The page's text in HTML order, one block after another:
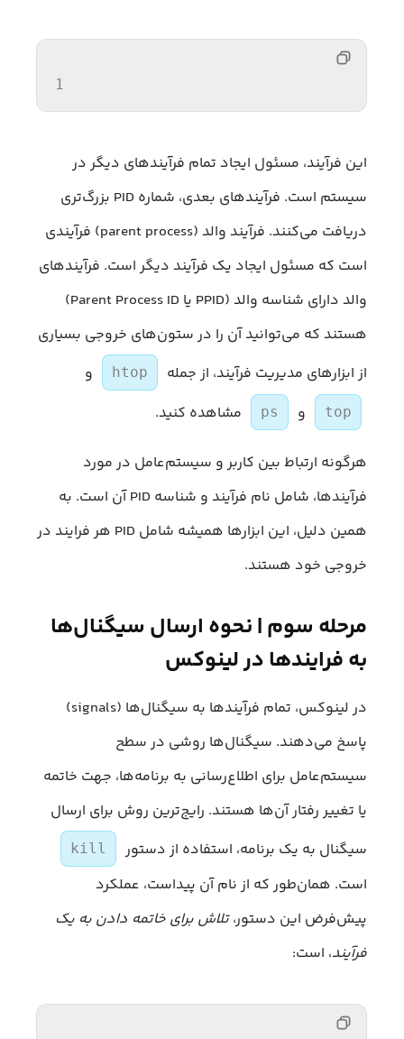
1
این فرآیند، مسئول ایجاد تمام فرآیندهای دیگر در
سیستم است. فرآیندهای بعدی، شماره PID بزرگ‌تری
دریافت می‌کنند. فرآیند والد (parent process) فرآیندی
است که مسئول ایجاد یک فرآیند دیگر است. فرآیندهای
والد دارای شناسه والد (PPID یا Parent Process ID)
هستند که می‌توانید آن را در ستون‌های خروجی بسیاری
از ابزارهای مدیریت فرآیند، از جمله
htop و
top و ps مشاهده کنید.
هرگونه ارتباط بین کاربر و سیستم‌عامل در مورد
فرآیندها، شامل نام فرآیند و شناسه PID آن است. به
همین دلیل، این ابزارها همیشه شامل PID هر فرایند در
خروجی خود هستند.
مرحله سوم | نحوه ارسال سیگنال‌ها
به فرایندها در لینوکس
در لینوکس، تمام فرآیندها به سیگنال‌ها (signals)
پاسخ می‌دهند. سیگنال‌ها روشی در سطح
سیستم‌عامل برای اطلاع‌رسانی به برنامه‌ها، جهت خاتمه
یا تغییر رفتار آن‌ها هستند. رایج‌ترین روش برای ارسال
سیگنال به یک برنامه، استفاده از دستور
kill
است. همان‌طور که از نام آن پیداست، عملکرد
پیش‌فرض این دستور،تلاش برای خاتمه دادن به یک
فرآیند، است: